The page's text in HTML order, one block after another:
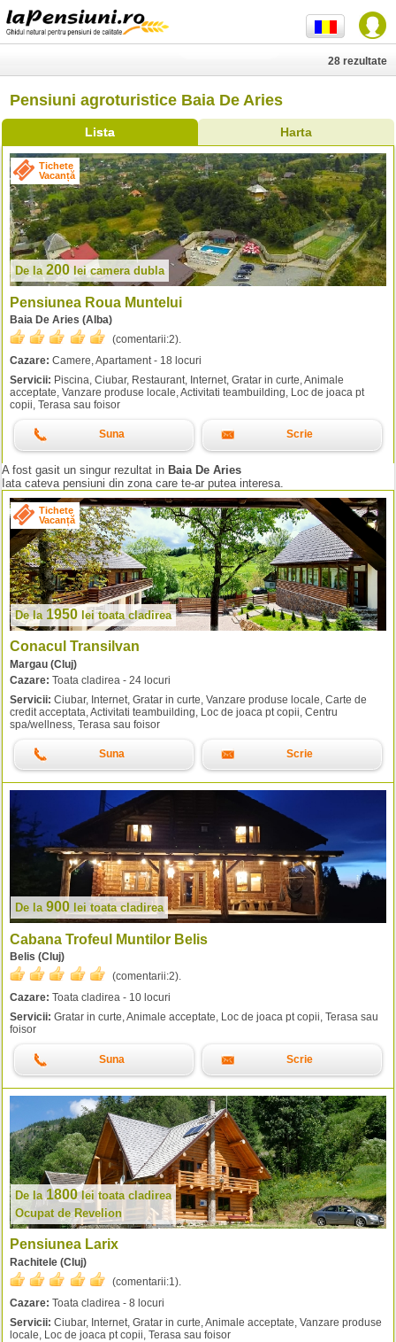
Pensiuni agroturistice Baia De Aries
Lista Harta
28 rezultate
Tichete
Vacanță
De la 200 leicamera dubla
Pensiunea Roua Muntelui
Baia De Aries (Alba)
(comentarii:2).
Cazare: Camere, Apartament - 18 locuri
Servicii: Piscina, Ciubar, Restaurant, Internet, Gratar in curte, Animale
acceptate, Vanzare produse locale, Activitati teambuilding, Loc de joaca pt
copii, Terasa sau foisor
Suna Scrie
A fost gasit un singur rezultat in Baia De Aries
Iata cateva pensiuni din zona care te-ar putea interesa.
Tichete
Vacanță
De la 1950 leitoata cladirea
Conacul Transilvan
Margau (Cluj)
Cazare: Toata cladirea - 24 locuri
Servicii: Ciubar, Internet, Gratar in curte, Vanzare produse locale, Carte de
credit acceptata, Activitati teambuilding, Loc de joaca pt copii, Centru
spa/wellness, Terasa sau foisor
Suna Scrie
De la 900 leitoata cladirea
Cabana Trofeul Muntilor Belis
Belis (Cluj)
(comentarii:2).
Cazare: Toata cladirea - 10 locuri
Servicii: Gratar in curte, Animale acceptate, Loc de joaca pt copii, Terasa sau
foisor
Suna Scrie
De la1800lei toata cladirea
Ocupat de Revelion
Pensiunea Larix
Rachitele (Cluj)
(comentarii:1).
Cazare: Toata cladirea - 8 locuri
Servicii: Ciubar, Internet, Gratar in curte, Animale acceptate, Vanzare produse
locale, Loc de joaca pt copii, Terasa sau foisor